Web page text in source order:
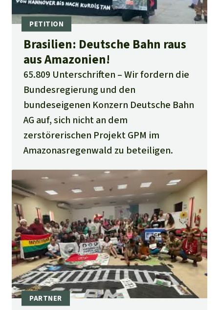
Brasilien: Deutsche Bahn raus
aus Amazonien!
65.809 Unterschriften
Wir fordern die
Bundesregierung und den
bundeseigenen Konzern Deutsche Bahn
AG auf, sich nicht an dem
zerstörerischen Projekt GPM im
Amazonasregenwald zu beteiligen.